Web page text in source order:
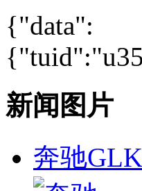
{"data":
新闻图片
奔驰